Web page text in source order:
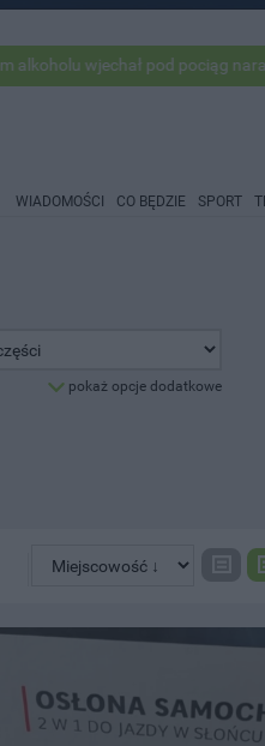
pod pociąg narażając
WIADOMOŚCI CO BĘDZIE SPORT
pokaż opcje dodatkowe